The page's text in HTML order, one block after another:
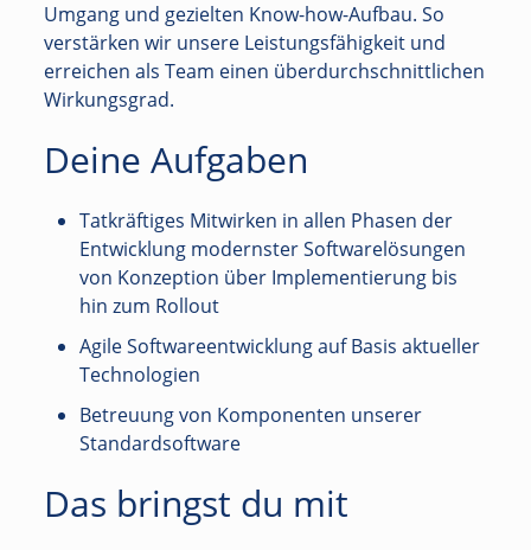
Umgang und gezielten Know-how-Aufbau. So
verstärken wir unsere Leistungsfähigkeit und
erreichen als Team einen überdurchschnittlichen
Wirkungsgrad.
Deine Aufgaben
Tatkräftiges Mitwirken in allen Phasen der
Entwicklung modernster Softwarelösungen
von Konzeption über Implementierung bis
hin zum Rollout
Agile Softwareentwicklung auf Basis aktueller
Technologien
Betreuung von Komponenten unserer
Standardsoftware
Das bringst du mit